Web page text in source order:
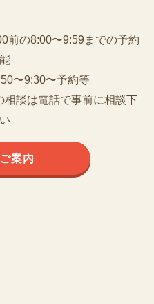
前の8:00〜9:59までの予約
〜9:30〜予約等
相談は電話で事前に相談下
案内